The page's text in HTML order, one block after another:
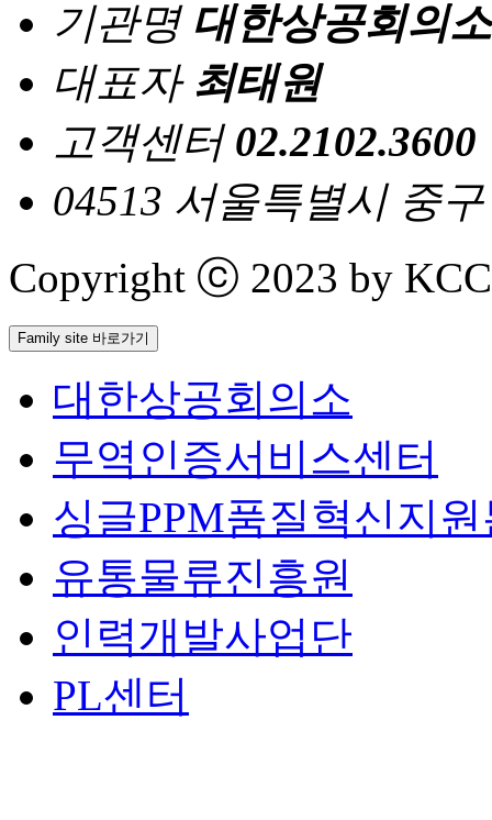
기관명 대한상공회의소
대표자 최태원
고객센터 02.2102.3600
04513 서울특별시 중
Copyright ⓒ 2023 by
Family site 바로가기
대한상공회의소
무역인증서비스센터
싱글PPM품질혁신지
유통물류진흥원
인력개발사업단
PL센터